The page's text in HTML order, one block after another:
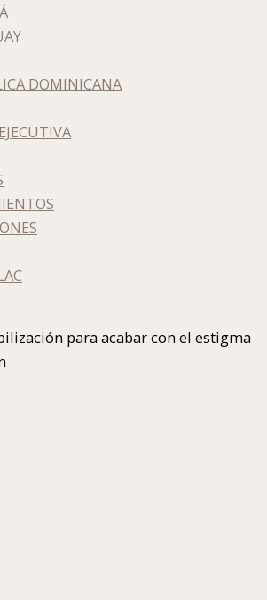
DOMINICANA
para acabar con el estigma